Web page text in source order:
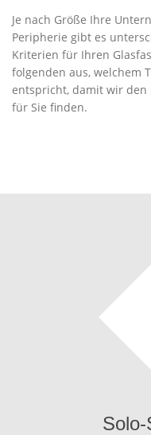
Je nach Größe Ihre
Peripherie gibt es
Kriterien für Ihren
folgenden aus, welchem
entspricht, damit wir den
für Sie finden.